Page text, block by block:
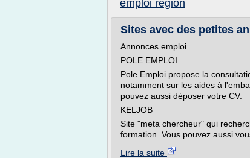
emploi region
Sites avec des petites
Annonces emploi
POLE EMPLOI
Pole Emploi propose la
notamment sur les aides à
pouvez aussi déposer votre CV.
KELJOB
Site "meta chercheur" qui
formation. Vous pouvez aussi
Lire la suite